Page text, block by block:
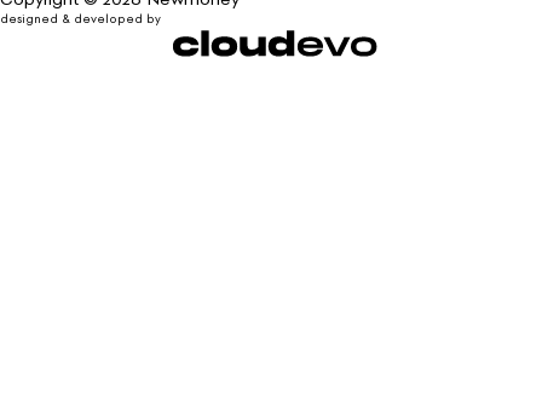
designed & developed by